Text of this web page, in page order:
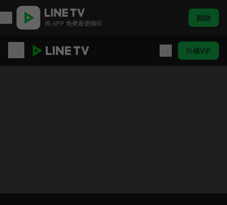
用 APP 免費看更精彩 開啟
升級VIP